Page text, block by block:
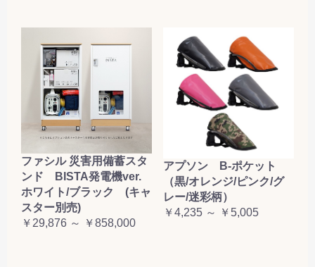
ファシル 災害用備蓄スタ
ンド BISTA発電機ver.
ホワイト/ブラック (キャ
スター別売)
￥29,876 ～ ￥858,000
アプソン B-ポケット
（黒/オレンジ/ピンク/グ
レー/迷彩柄）
￥4,235 ～ ￥5,005